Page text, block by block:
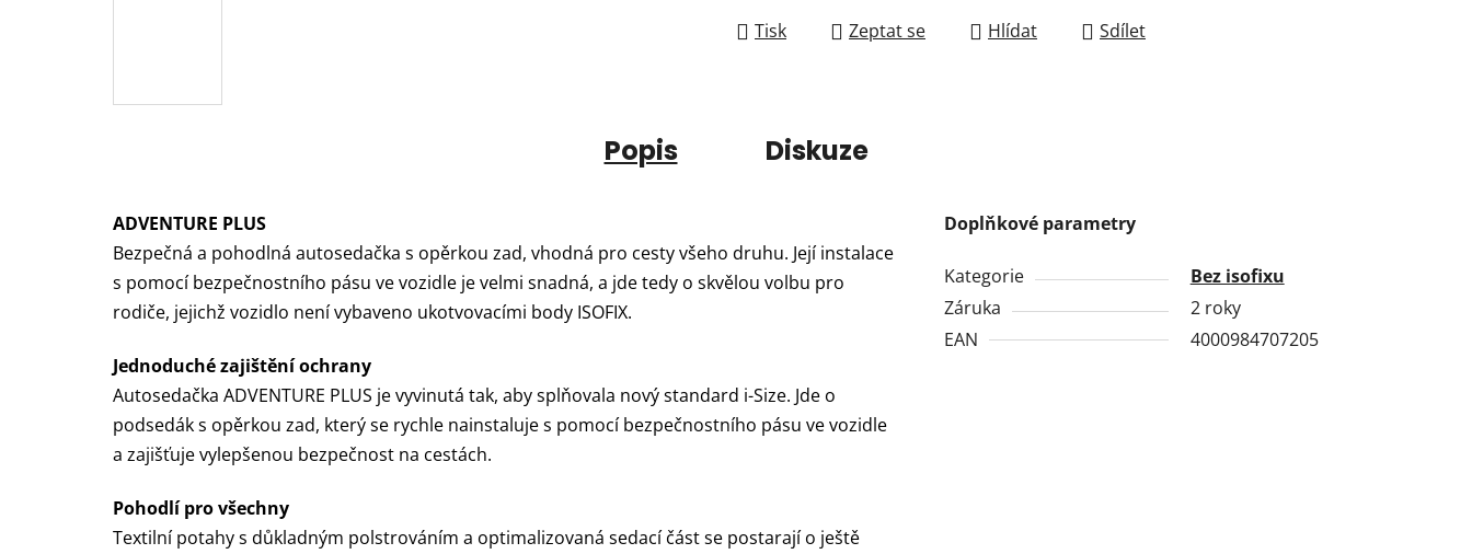
Tisk Zeptat se Hlídat Sdílet
Popis Diskuze
ADVENTURE PLUS
Bezpečná a pohodlná autosedačka s opěrkou zad, vhodná pro cesty všeho druhu. Její instalace
s pomocí bezpečnostního pásu ve vozidle je velmi snadná, a jde tedy o skvělou volbu pro
rodiče, jejichž vozidlo není vybaveno ukotvovacími body ISOFIX.
Jednoduché zajištění ochrany
Autosedačka ADVENTURE PLUS je vyvinutá tak, aby splňovala nový standard i-Size. Jde o
podsedák s opěrkou zad, který se rychle nainstaluje s pomocí bezpečnostního pásu ve vozidle
a zajišťuje vylepšenou bezpečnost na cestách.
Pohodlí pro všechny
Textilní potahy s důkladným polstrováním a optimalizovaná sedací část se postarají o ještě
Doplňkové parametry
Kategorie
Bez isofixu
Záruka
2 roky
EAN
4000984707205